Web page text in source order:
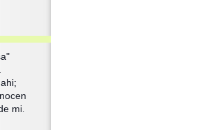
mi.